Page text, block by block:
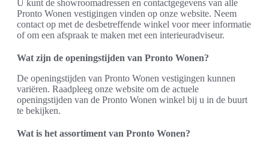
U kunt de showroomadressen en contactgegevens van alle
Pronto Wonen vestigingen vinden op onze website. Neem
contact op met de desbetreffende winkel voor meer informatie
of om een afspraak te maken met een interieuradviseur.
Wat zijn de openingstijden van Pronto Wonen?
De openingstijden van Pronto Wonen vestigingen kunnen
variëren. Raadpleeg onze website om de actuele
openingstijden van de Pronto Wonen winkel bij u in de buurt
te bekijken.
Wat is het assortiment van Pronto Wonen?